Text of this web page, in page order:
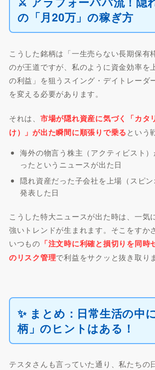
の「月20万」の稼ぎ方
こうした銘柄は「一生売らない長期保有
のが王道ですが、私のように資金効率を
の利益」を狙うスイング・デイトレーダ
を変える必要があります。
それは、 市場が隠れ資産に気づく「カタ
け）」が出た瞬間に順張りで乗るという
海外の物言う株主（アクティビスト
ったというニュースが出た日
隠れ資産だった子会社を上場（スピ
発表した日
こうした特大ニュースが出た時は、一気
強いトレンドが生まれます。そこをすか
いつもの 「注文時に利確と損切りを同時
のリスク管理で利益をサクッと抜き取り
✨ まとめ：日常生活の中
柄」のヒントはある！
テスタさんも言っていた通り、私たちの